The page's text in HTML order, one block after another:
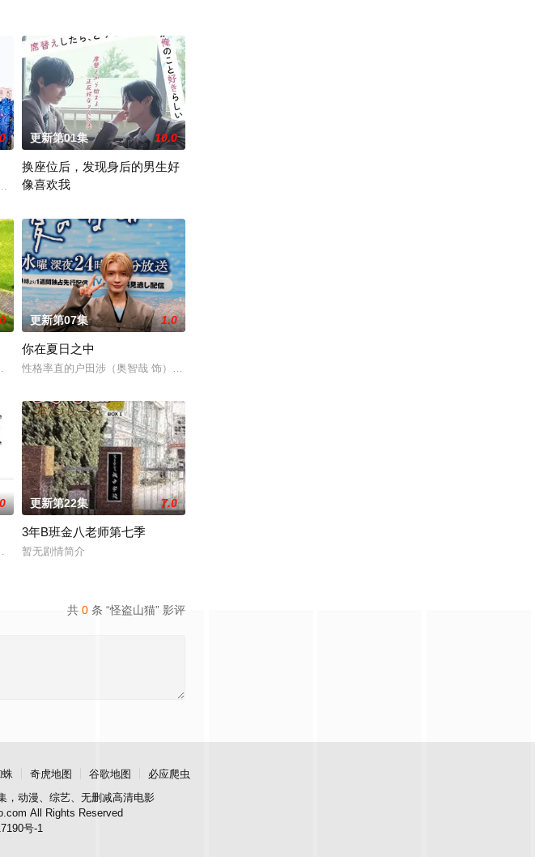
位专业女护士大关和与铃木雅的真实经历，描绘了她们推动护士注册制度、设立派出看护妇会协助防疫的历程
傲冷峻的“独狼”刑警，与一位拥有特异功能的神秘密友展开。女主角黑井雏田只要触碰杀手，眼前便会浮现出冰
更新第01集 10.0
换座位后，发现身后的男生好
像喜欢我
的一套校园教育电视剧。主角坂本金八由武田 铁矢出演。每季都注重反映当时的教育现实问题，如未婚妈妈 ，
一年生第3回 穴があったら入りたい第4回 金八の掃除戦争第5回 男は心だ!!第6回 先公なんか信じない!第7回
更新第07集 1.0
你在夏日之中
性格率直的户田涉（奥智哉 饰）与校园风云人物佐伯千晴（杢代和人 饰）因共同的电影爱好而结缘。在千晴
金八老師」，締造了空前的收視狂潮。透過對教育滿懷熱誠的金八老師（武田鐵矢），傳達了社會中真實存在
両親が桜中学校にやってきた。孝志の夏休みの課題の絵に対する立花かおりの評価に対して抗議に来たのだ
更新第22集 7.0
3年B班金八老师第七季
暂无剧情简介
共 0 条 “怪盗山猫” 影评
奇虎地图 谷歌地图
必应爬虫
，动漫、综艺、无删减高清电影
All Rights Reserved
号-1